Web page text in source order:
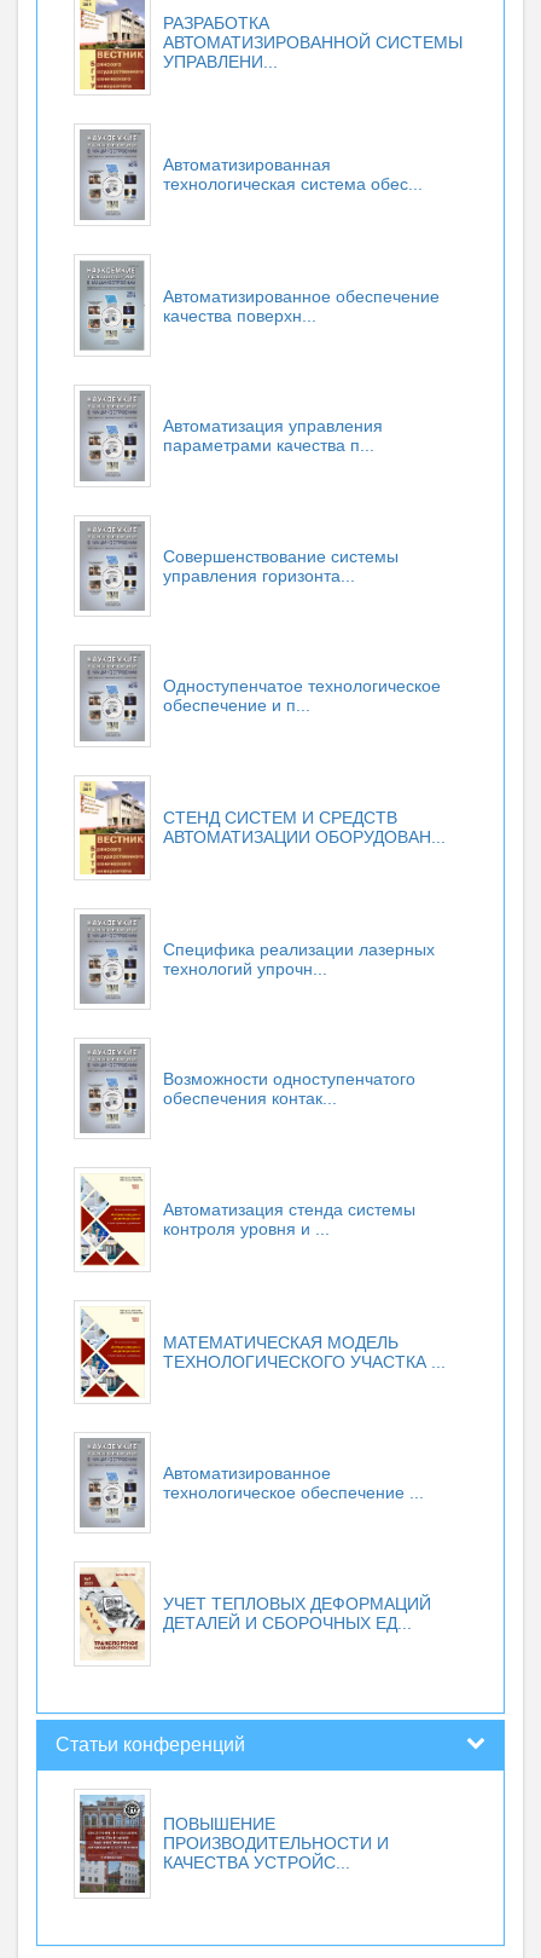
РАЗРАБОТКА
АВТОМАТИЗИРОВАННОЙ СИСТЕМЫ
УПРАВЛЕНИ...
Автоматизированная
технологическая система обес...
Автоматизированное обеспечение
качества поверхн...
Автоматизация управления
параметрами качества п...
Совершенствование системы
управления горизонта...
Одноступенчатое технологическое
обеспечение и п...
СТЕНД СИСТЕМ И СРЕДСТВ
АВТОМАТИЗАЦИИ ОБОРУДОВАН...
Специфика реализации лазерных
технологий упрочн...
Возможности одноступенчатого
обеспечения контак...
Автоматизация стенда системы
контроля уровня и ...
МАТЕМАТИЧЕСКАЯ МОДЕЛЬ
ТЕХНОЛОГИЧЕСКОГО УЧАСТКА ...
Автоматизированное
технологическое обеспечение ...
УЧЕТ ТЕПЛОВЫХ ДЕФОРМАЦИЙ
ДЕТАЛЕЙ И СБОРОЧНЫХ ЕД...
Статьи конференций
ПОВЫШЕНИЕ
ПРОИЗВОДИТЕЛЬНОСТИ И
КАЧЕСТВА УСТРОЙС...